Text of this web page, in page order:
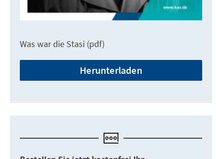
Was war die Stasi (pdf)
Herunterladen